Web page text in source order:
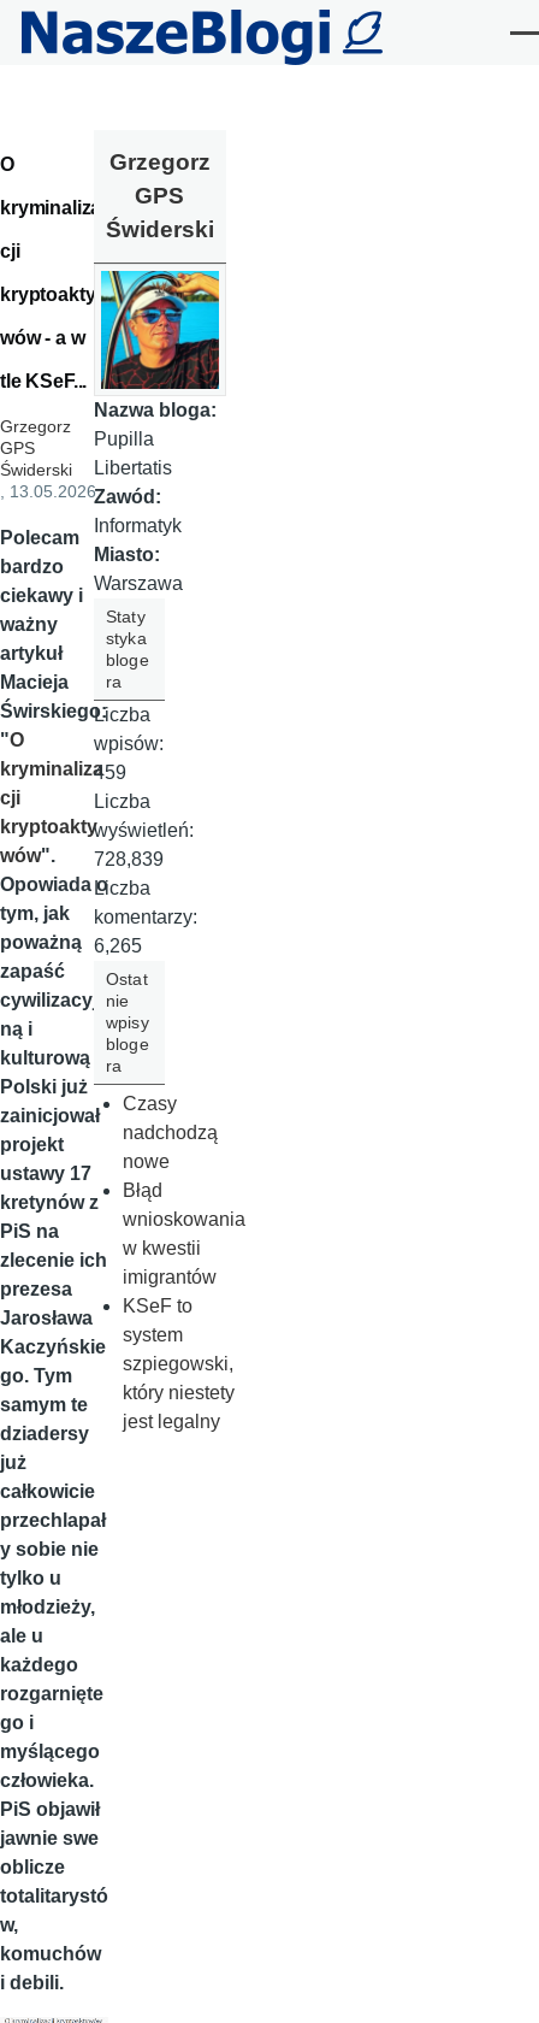
Przejdź do treści
O
kryminaliza
cji
kryptoakty
wów - a w
tle KSeF...
Grzegorz
GPS
Świderski
, 13.05.2026
Polecam
bardzo
ciekawy i
ważny
artykuł
Macieja
Świrskiego:
"O
kryminaliza
cji
kryptoakty
wów".
Opowiada o
tym, jak
poważną
zapaść
cywilizacyj
ną i
kulturową
Polski już
zainicjował
projekt
ustawy 17
kretynów z
PiS na
zlecenie ich
prezesa
Jarosława
Kaczyńskie
go. Tym
samym te
dziadersy
już
całkowicie
przechlapał
y sobie nie
tylko u
młodzieży,
ale u
każdego
rozgarnięte
go i
myślącego
człowieka.
PiS objawił
jawnie swe
oblicze
totalitarystó
w,
komuchów
i debili.
Grzegorz
GPS
Świderski
Nazwa bloga:
Pupilla
Libertatis
Zawód:
Informatyk
Miasto:
Warszawa
Staty
styka
bloge
ra
Liczba
wpisów:
459
Liczba
wyświetleń:
728,839
Liczba
komentarzy:
6,265
Ostat
nie
wpisy
bloge
ra
Czasy
nadchodzą
nowe
Błąd
wnioskowania
w kwestii
imigrantów
KSeF to
system
szpiegowski,
który niestety
jest legalny